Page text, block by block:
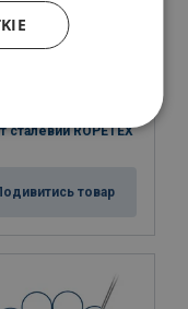
сталевий ROPETEX
товар